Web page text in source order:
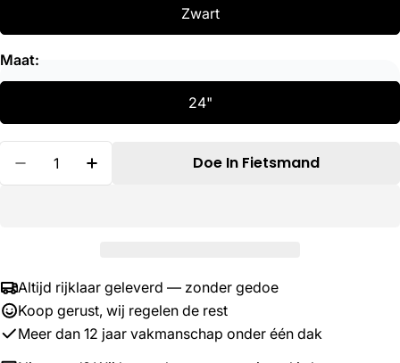
Zwart
Maat:
24"
Verminder Hoeveelheid Voor Schwalbe Btb
Verhoog De Hoeveelheid Voor
Doe In Fietsmand
Altijd rijklaar geleverd — zonder gedoe
Koop gerust, wij regelen de rest
Meer dan 12 jaar vakmanschap onder één dak